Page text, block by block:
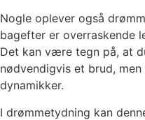
Nogle oplever også
bagefter er overraskende
Det kan være tegn på, at
nødvendigvis et brud,
dynamikker.
I drømmetydning kan